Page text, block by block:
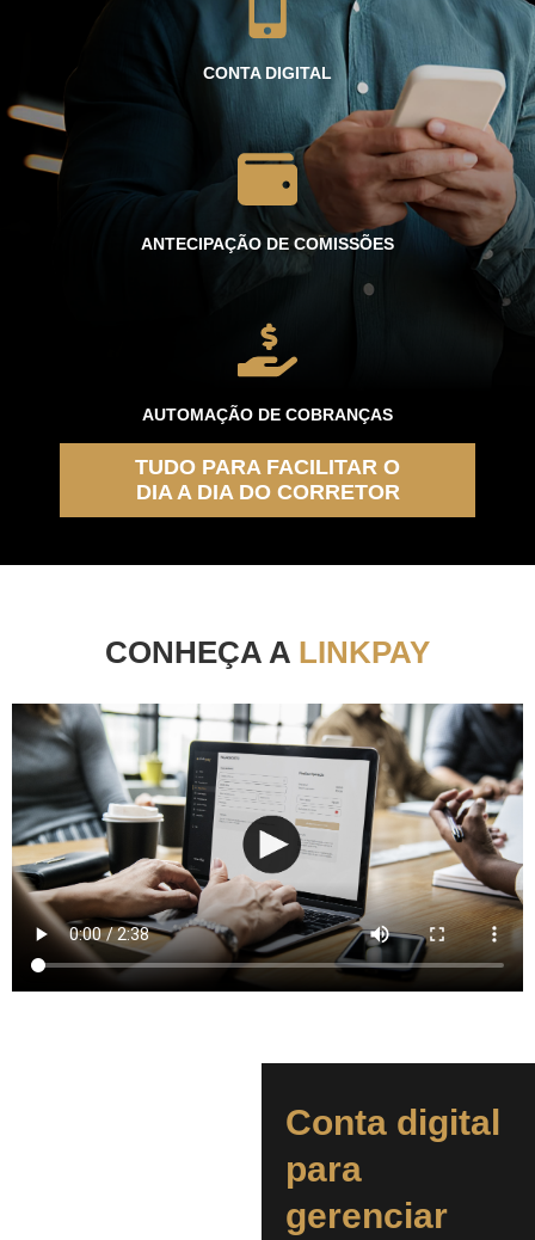
CONTA DIGITAL
ANTECIPAÇÃO DE COMISSÕES
AUTOMAÇÃO DE COBRANÇAS
TUDO PARA FACILITAR O
DIA A DIA DO CORRETOR
CONHEÇA A LINKPAY
Conta digital
para
gerenciar